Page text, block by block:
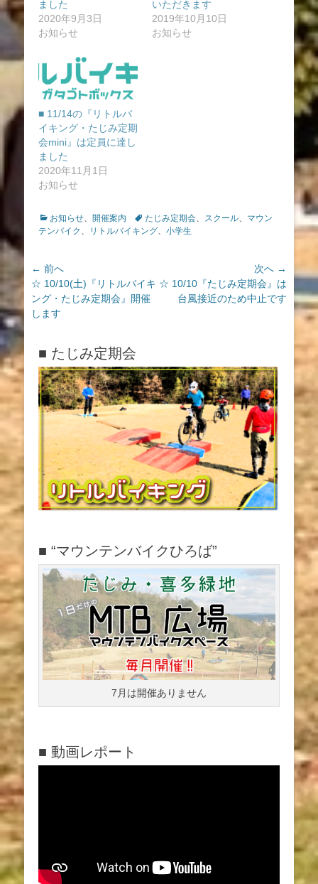
ました
2020年9月3日
お知らせ
いただきます
2019年10月10日
お知らせ
■ 11/14の『リトルバ
イキング・たじみ定期
会mini』は定員に達し
ました
2020年11月1日
お知らせ
カ
テ
ー
お知らせ、 開催案内
タ
グ
たじみ定期会、 スクール、 マウン
テンバイク 、 リトルバイキング、 小学生
投
稿
ナ
ビ
ー
シ
ョ
ン
← 前へ
前
の
投
☆ 10/10(土)『リトルバイキ
ング・たじみ定期会』開催
します
次へ →
次
☆ 10/10『たじみ定期会』は
台風接近のため中止です
■ たじみ定期会
■ “マウンテンバイクひろば”
7月は開催ありません
■ 動画レポート